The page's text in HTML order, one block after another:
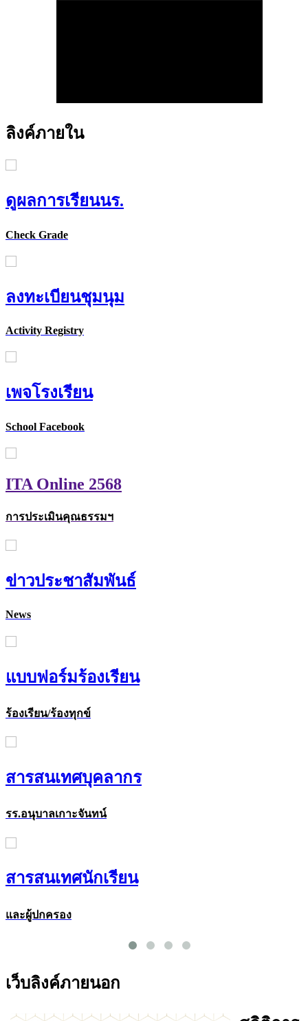
ลิงค์ภายใน
ดูผลการเรียนนร.
Check Grade
ลงทะเบียนชุมนุม
Activity Registry
เพจโรงเรียน
School Facebook
ITA Online 2568
การประเมินคุณธรรมฯ
ข่าวประชาสัมพันธ์
News
แบบฟอร์มร้องเรียน
ร้องเรียน/ร้องทุกข์
สารสนเทศบุคลากร
รร.อนุบาลเกาะจันทน์
สารสนเทศนักเรียน
และผู้ปกครอง
เว็บลิงค์ภายนอก